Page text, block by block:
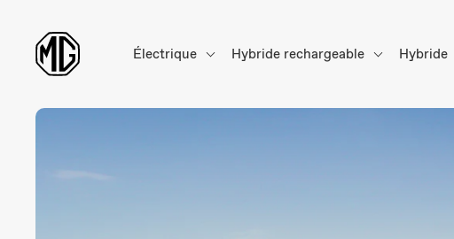
Électrique Hybride rechargeable Hybride